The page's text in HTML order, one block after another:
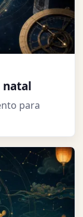
natal
para